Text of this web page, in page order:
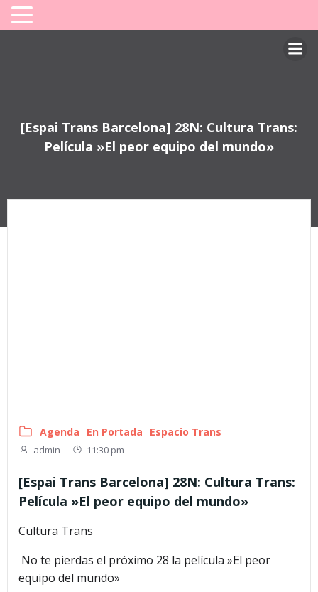
[Espai Trans Barcelona] 28N: Cultura Trans:
Película »El peor equipo del mundo»
Agenda En Portada Espacio Trans
admin - 11:30 pm
[Espai Trans Barcelona] 28N: Cultura Trans:
Película »El peor equipo del mundo»
Cultura Trans
No te pierdas el próximo 28 la película »El peor
equipo del mundo»